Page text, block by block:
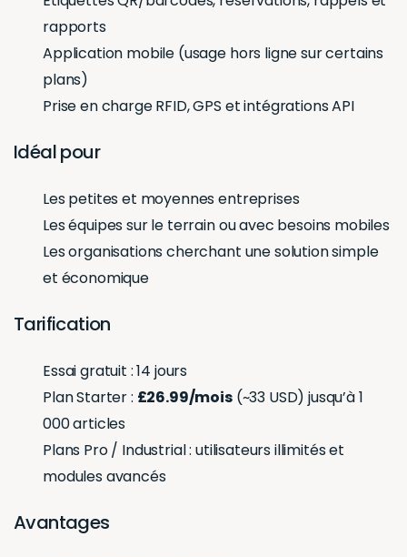
rapports
Application mobile (usage hors ligne sur certains
plans)
Prise en charge RFID, GPS et intégrations API
Idéal pour
Les petites et moyennes entreprises
Les équipes sur le terrain ou avec besoins mobiles
Les organisations cherchant une solution simple
et économique
Tarification
Essai gratuit : 14 jours
Plan Starter : £26.99/mois(~33 USD) jusqu’à 1
000 articles
Plans Pro / Industrial : utilisateurs illimités et
modules avancés
Avantages